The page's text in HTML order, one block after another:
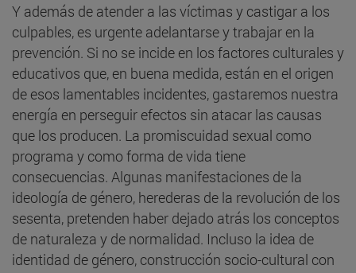
Y además de atender a las víctimas y castigar a los
culpables, es urgente adelantarse y trabajar en la
prevención. Si no se incide en los factores culturales y
educativos que, en buena medida, están en el origen
de esos lamentables incidentes, gastaremos nuestra
energía en perseguir efectos sin atacar las causas
que los producen. La promiscuidad sexual como
programa y como forma de vida tiene
consecuencias. Algunas manifestaciones de la
ideología de género, herederas de la revolución de los
sesenta, pretenden haber dejado atrás los conceptos
de naturaleza y de normalidad. Incluso la idea de
identidad de género, construcción socio-cultural con